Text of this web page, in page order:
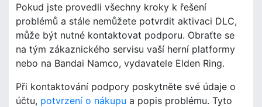
Pokud jste provedli všechny kroky k řešení
problémů a stále nemůžete potvrdit aktivaci DLC,
může být nutné kontaktovat podporu. Obraťte se
na tým zákaznického servisu vaší herní platformy
nebo na Bandai Namco, vydavatele Elden Ring.
Při kontaktování podpory poskytněte své údaje o
účtu, potvrzení o nákupu a popis problému. Tyto